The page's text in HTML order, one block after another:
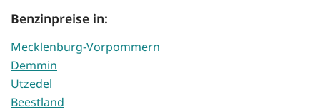
Benzinpreise in:
Mecklenburg-Vorpommern
Demmin
Utzedel
Beestland